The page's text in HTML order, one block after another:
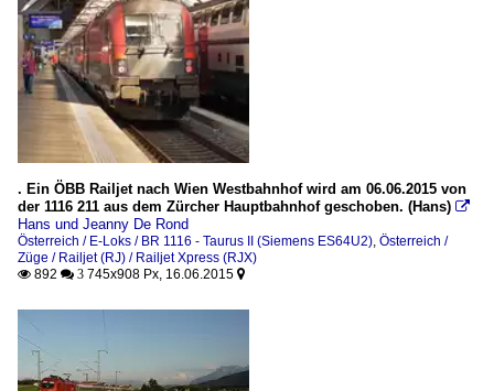
. Ein ÖBB Railjet nach Wien Westbahnhof wird am 06.06.2015 von
der 1116 211 aus dem Zürcher Hauptbahnhof geschoben. (Hans) 
Hans und Jeanny De Rond
Österreich / E-Loks / BR 1116 - Taurus II (Siemens ES64U2) Österreich /
Züge / Railjet (RJ) / Railjet Xpress (RJX)
 892  3 745x908 Px, 16.06.2015 